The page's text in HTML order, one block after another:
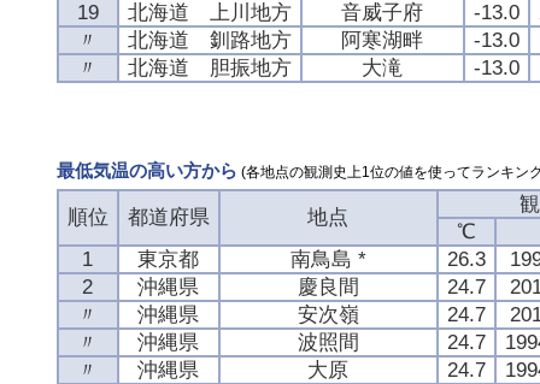
19
北海道 上川地方 音威子府 -13.0
〃
北海道 釧路地方 阿寒湖畔 -13.0
〃
北海道 胆振地方 大滝 -13.0
最低気温の高い方から (各地点の観測史上1位の値を使ってランキン
順位 都道府県 地点
℃
1
東京都 南鳥島 * 26.3
2
沖縄県 慶良間 24.7
〃
沖縄県 安次嶺 24.7
〃
沖縄県 波照間 24.7
〃
沖縄県 大原 24.7